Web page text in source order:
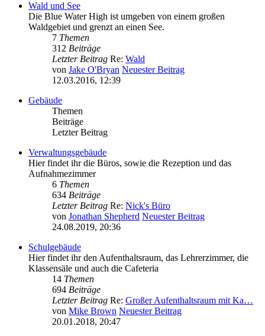
Wald und See
Die Blue Water High ist umgeben von einem großen
Waldgebiet und grenzt an einen See.
7 Themen
312 Beiträge
Letzter Beitrag Re: Wald
von Jake O'Bryan Neuester Beitrag
12.03.2016, 12:39
Gebäude
Themen
Beiträge
Letzter Beitrag
Verwaltungsgebäude
Hier findet ihr die Büros, sowie die Rezeption und das
Aufnahmezimmer
6 Themen
634 Beiträge
Letzter Beitrag Re: Nick's Büro
von Jonathan Shepherd Neuester Beitrag
24.08.2019, 20:36
Schulgebäude
Hier findet ihr den Aufenthaltsraum, das Lehrerzimmer, die
Klassensäle und auch die Cafeteria
14 Themen
694 Beiträge
Letzter Beitrag Re: Großer Aufenthaltsraum mit Ka…
von Mike Brown Neuester Beitrag
20.01.2018, 20:47